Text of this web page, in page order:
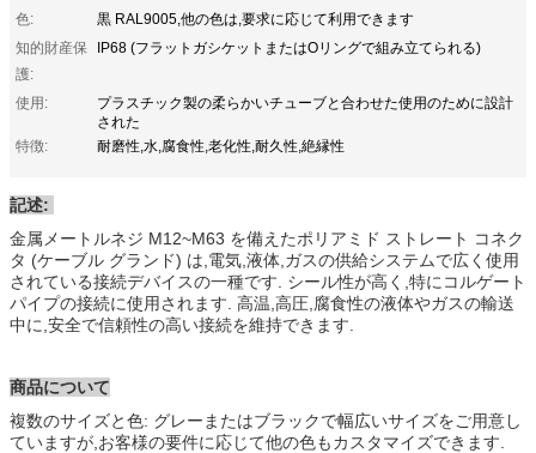
色:
黒 RAL9005,他の色は,要求に応じて利用できます
知的財産保
護:
IP68 (フラットガシケットまたはOリングで組み立てられる)
使用:
プラスチック製の柔らかいチューブと合わせた使用のために設計
された
特徴:
耐磨性,水,腐食性,老化性,耐久性,絶縁性
記述:
金属メートルネジ M12~M63 を備えたポリアミド ストレート コネク
タ (ケーブル グランド) は,電気,液体,ガスの供給システムで広く使用
されている接続デバイスの一種です. シール性が高く,特にコルゲート
パイプの接続に使用されます. 高温,高圧,腐食性の液体やガスの輸送
中に,安全で信頼性の高い接続を維持できます.
商品について
複数のサイズと色: グレーまたはブラックで幅広いサイズをご用意し
ていますが,お客様の要件に応じて他の色もカスタマイズできます.